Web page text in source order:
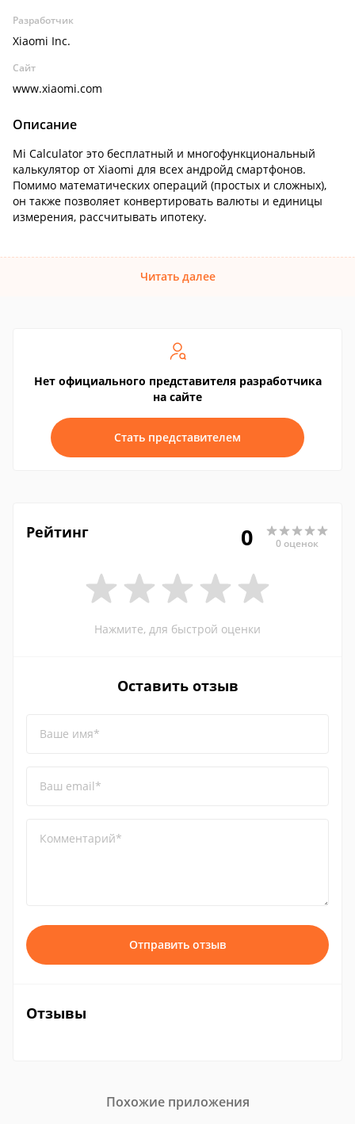
Разработчик
Xiaomi Inc.
Сайт
www.xiaomi.com
Описание
Mi Calculator это бесплатный и многофункциональный
калькулятор от Xiaomi для всех андройд смартфонов.
Помимо математических операций (простых и сложных),
он также позволяет конвертировать валюты и единицы
измерения, рассчитывать ипотеку.
Читать далее
Нет официального представителя разработчика
на сайте
Стать представителем
Рейтинг 0 0 оценок
Нажмите, для быстрой оценки
Оставить отзыв
Ваше имя*
Ваш email*
Комментарий*
Отправить отзыв
Отзывы
Похожие приложения